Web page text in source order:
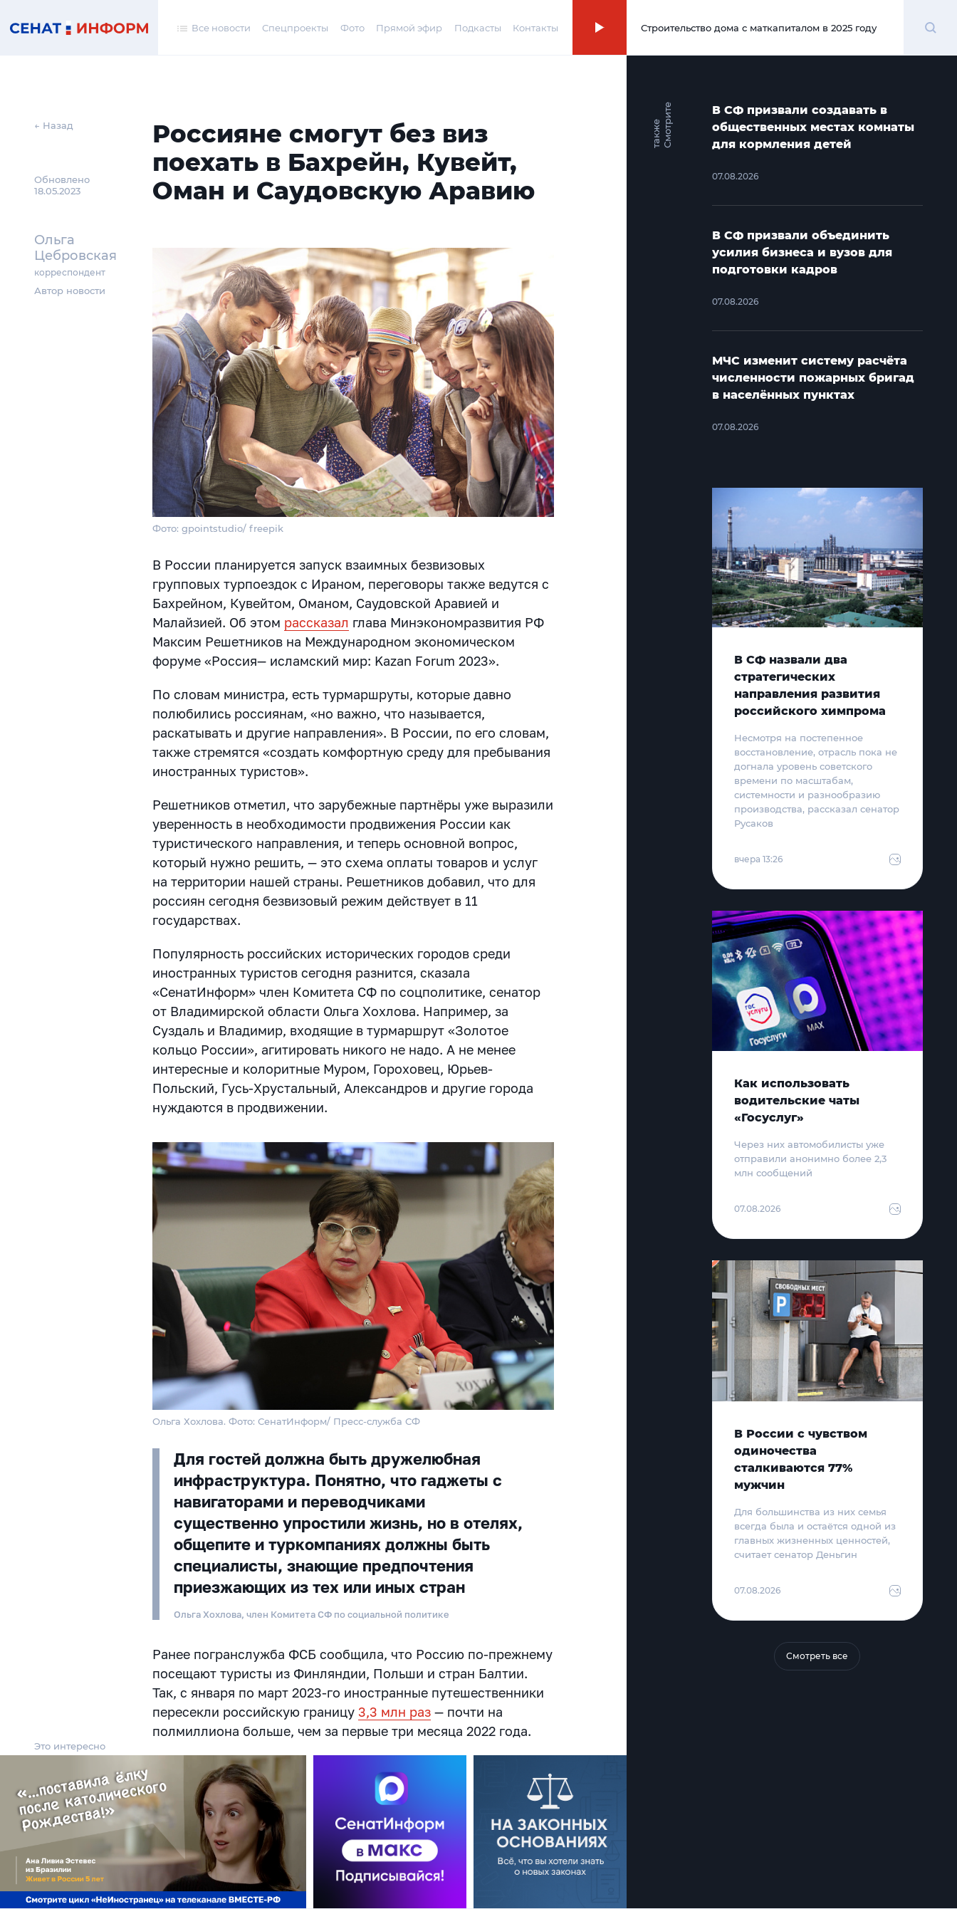
Все новости Спецпроекты Фото Прямой эфир Подкасты Контакты 00:00
Строительство дома с маткапиталом в 2025 году
← Назад
Обновлено
18.05.2023
Ольга
Цебровская
корреспондент
Автор новости
Россияне смогут без виз
поехать в Бахрейн, Кувейт,
Оман и Саудовскую Аравию
Фото: gpointstudio/ freepik
В России планируется запуск взаимных безвизовых
групповых турпоездок с Ираном, переговоры также ведутся с
Бахрейном, Кувейтом, Оманом, Саудовской Аравией и
Малайзией. Об этом рассказал глава Минэкономразвития РФ
Максим Решетников на Международном экономическом
форуме «Россия— исламский мир: Kazan Forum 2023».
По словам министра, есть турмаршруты, которые давно
полюбились россиянам, «но важно, что называется,
раскатывать и другие направления». В России, по его словам,
также стремятся «создать комфортную среду для пребывания
иностранных туристов».
Решетников отметил, что зарубежные партнёры уже выразили
уверенность в необходимости продвижения России как
туристического направления, и теперь основной вопрос,
который нужно решить, — это схема оплаты товаров и услуг
на территории нашей страны. Решетников добавил, что для
россиян сегодня безвизовый режим действует в 11
государствах.
Популярность российских исторических городов среди
иностранных туристов сегодня разнится, сказала
«СенатИнформ» член Комитета СФ по соцполитике, сенатор
от Владимирской области Ольга Хохлова. Например, за
Суздаль и Владимир, входящие в турмаршрут «Золотое
кольцо России», агитировать никого не надо. А не менее
интересные и колоритные Муром, Гороховец, Юрьев-
Польский, Гусь-Хрустальный, Александров и другие города
нуждаются в продвижении.
Ольга Хохлова. Фото: СенатИнформ/ Пресс-служба СФ
Для гостей должна быть дружелюбная
инфраструктура. Понятно, что гаджеты с
навигаторами и переводчиками
существенно упростили жизнь, но в отелях,
общепите и туркомпаниях должны быть
специалисты, знающие предпочтения
приезжающих из тех или иных стран
Ольга Хохлова, член Комитета СФ по социальной политике
Ранее погранслужба ФСБ сообщила, что Россию по-прежнему
посещают туристы из Финляндии, Польши и стран Балтии.
Так, с января по март 2023-го иностранные путешественники
пересекли российскую границу 3,3 млн раз — почти на
полмиллиона больше, чем за первые три месяца 2022 года.
Это интересно
С
м
о
т
р и
т
е
т
а
к
ж
е
В СФ призвали создавать в
общественных местах комнаты
для кормления детей
07.08.2026
В СФ призвали объединить
усилия бизнеса и вузов для
подготовки кадров
07.08.2026
МЧС изменит систему расчёта
численности пожарных бригад
в населённых пунктах
07.08.2026
В СФ назвали два
стратегических
направления развития
российского химпрома
Несмотря на постепенное
восстановление, отрасль пока не
догнала уровень советского
времени по масштабам,
системности и разнообразию
производства, рассказал сенатор
Русаков
вчера 13:26
Как использовать
водительские чаты
«Госуслуг»
Через них автомобилисты уже
отправили анонимно более 2,3
млн сообщений
07.08.2026
В России с чувством
одиночества
сталкиваются 77%
мужчин
Для большинства из них семья
всегда была и остаётся одной из
главных жизненных ценностей,
считает сенатор Деньгин
07.08.2026
Смотреть все